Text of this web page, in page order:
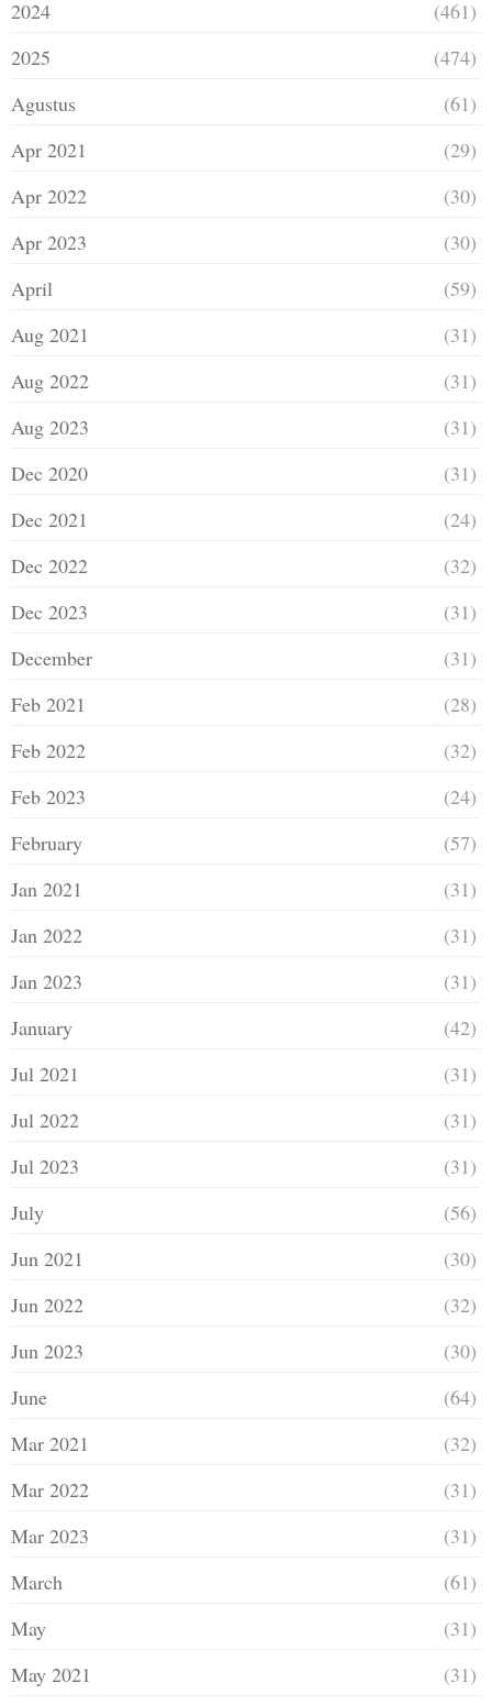
2024
(461)
2025
(474)
Agustus
(61)
Apr 2021
(29)
Apr 2022
(30)
Apr 2023
(30)
April
(59)
Aug 2021
(31)
Aug 2022
(31)
Aug 2023
(31)
Dec 2020
(31)
Dec 2021
(24)
Dec 2022
(32)
Dec 2023
(31)
December
(31)
Feb 2021
(28)
Feb 2022
(32)
Feb 2023
(24)
February
(57)
Jan 2021
(31)
Jan 2022
(31)
Jan 2023
(31)
January
(42)
Jul 2021
(31)
Jul 2022
(31)
Jul 2023
(31)
July
(56)
Jun 2021
(30)
Jun 2022
(32)
Jun 2023
(30)
June
(64)
Mar 2021
(32)
Mar 2022
(31)
Mar 2023
(31)
March
(61)
May
(31)
May 2021
(31)